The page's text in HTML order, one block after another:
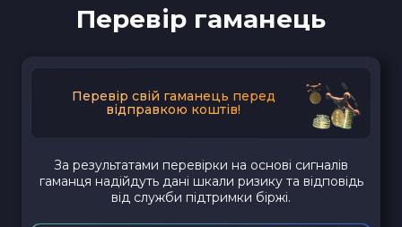
Перевір гаманець
Перевір свій гаманець перед
відправкою коштів!
За результатами перевірки на основі сигналів
гаманця надійдуть дані шкали ризику та відповідь
від служби підтримки біржі.